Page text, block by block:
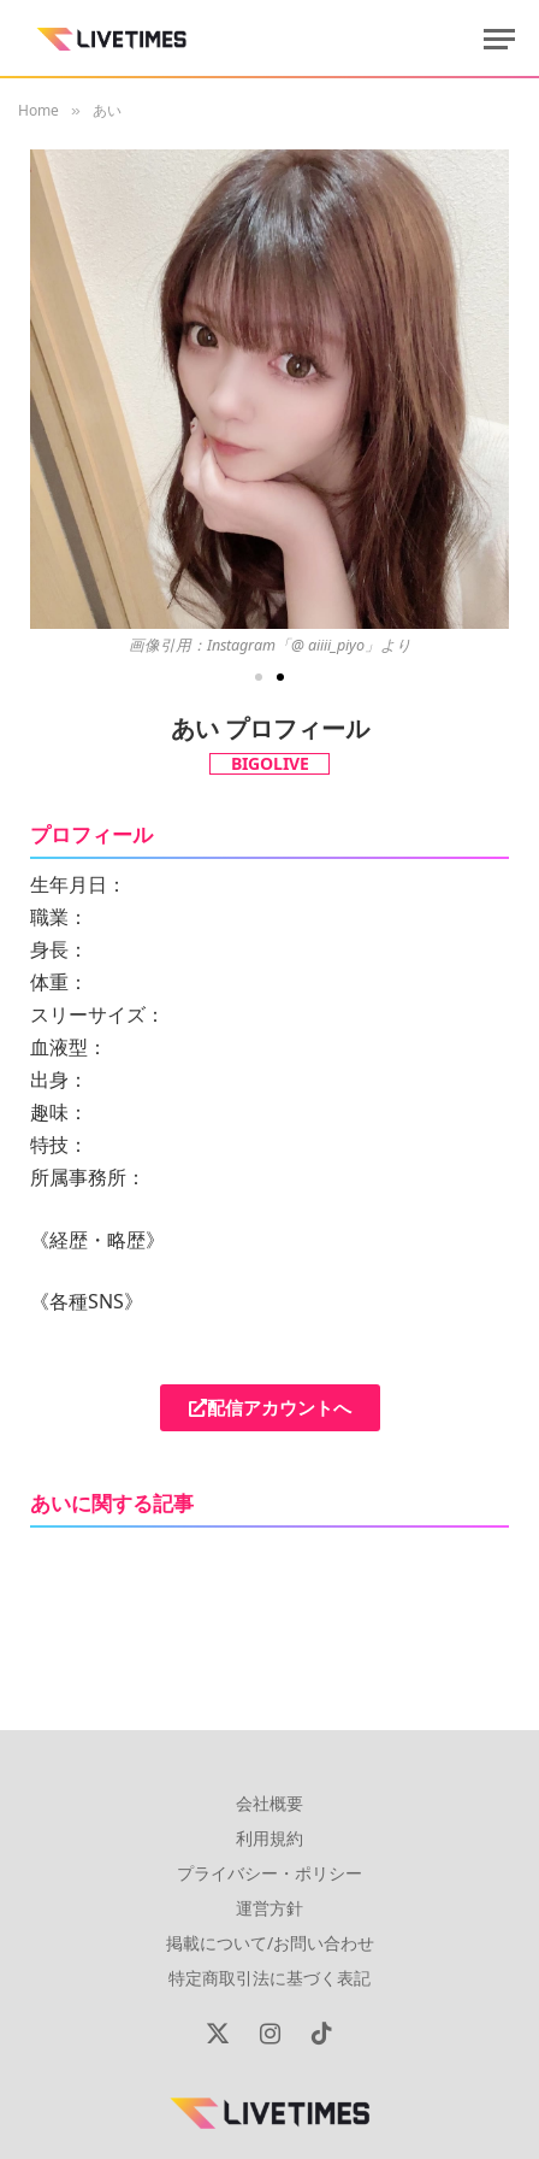
Home » あい
画像引用：Instagram「@ aiiii_piyo」より
あい プロフィール
BIGOLIVE
プロフィール
生年月日：
職業：
身長：
体重：
スリーサイズ：
血液型：
出身：
趣味：
特技：
所属事務所：
《経歴・略歴》
《各種SNS》
配信アカウントへ
あいに関する記事
会社概要
利用規約
プライバシー・ポリシー
運営方針
掲載について/お問い合わせ
特定商取引法に基づく表記
X
InstagramTikTok